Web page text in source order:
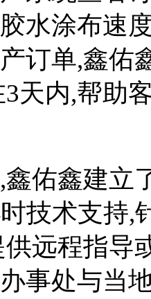
水涂布速
订单,鑫佑
天内,帮助
佑鑫建立
技术支持
远程指导
事处与当